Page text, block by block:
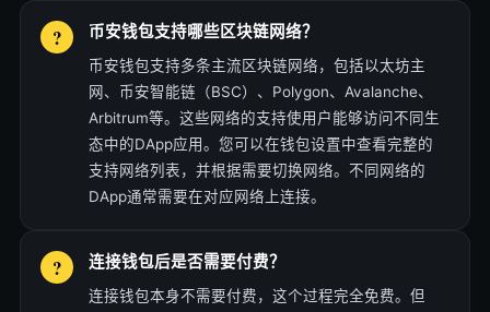
币安钱包支持哪些区块链网络？
币安钱包支持多条主流区块链网络，包括以太坊主
网、币安智能链（BSC）、Polygon、Avalanche、
Arbitrum等。这些网络的支持使用户能够访问不同生
态中的DApp应用。您可以在钱包设置中查看完整的
支持网络列表，并根据需要切换网络。不同网络的
DApp通常需要在对应网络上连接。
连接钱包后是否需要付费？
连接钱包本身不需要付费，这个过程完全免费。但